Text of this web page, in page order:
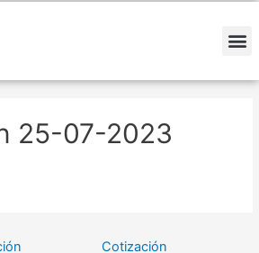
25-07-2023
Cotización